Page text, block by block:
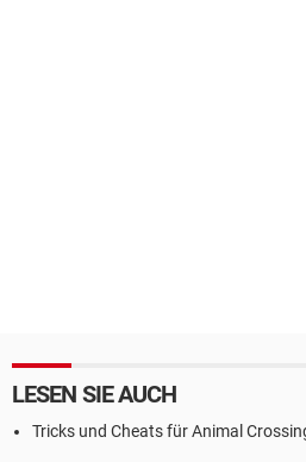
LESEN SIE AUCH
Tricks und Cheats für Animal